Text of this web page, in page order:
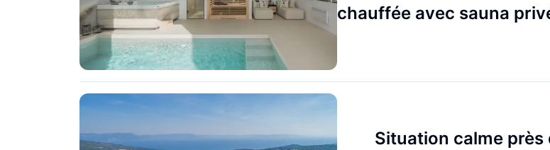
chauffée avec sauna
Situation calme près